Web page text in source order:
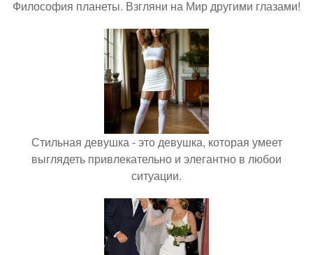
Философия планеты. Взгляни на Мир другими глазами!
Стильная девушка - это девушка, которая умеет
выглядеть привлекательно и элегантно в любои
ситуации.